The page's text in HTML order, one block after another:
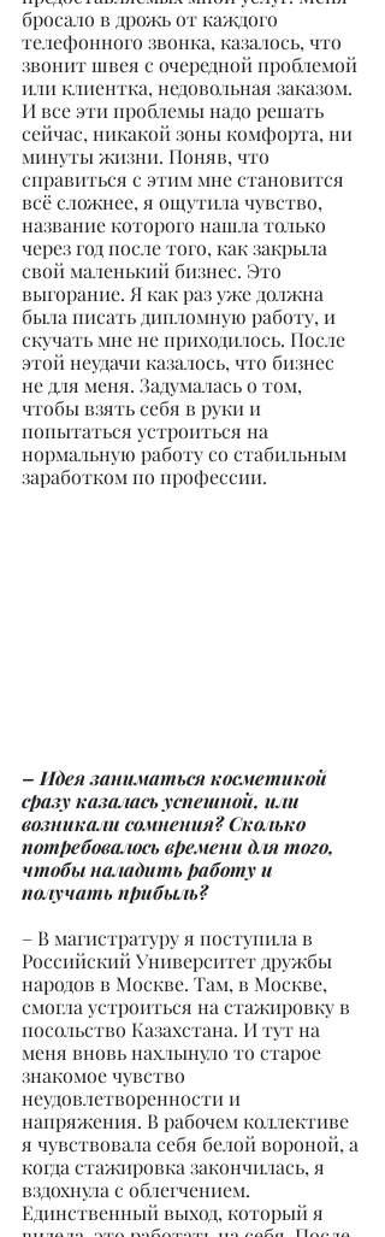
бросало в дрожь от каждого
телефонного звонка, казалось, что
звонит швея с очередной проблемой
или клиентка, недовольная заказом.
И все эти проблемы надо решать
сейчас, никакой зоны комфорта, ни
минуты жизни. Поняв, что
справиться с этим мне становится
всё сложнее, я ощутила чувство,
название которого нашла только
через год после того, как закрыла
свой маленький бизнес. Это
выгорание. Я как раз уже должна
была писать дипломную работу, и
скучать мне не приходилось. После
этой неудачи казалось, что бизнес
не для меня. Задумалась о том,
чтобы взять себя в руки и
попытаться устроиться на
нормальную работу со стабильным
заработком по профессии.
– Идея заниматься косметикой
сразу казалась успешной, или
возникали сомнения? Сколько
потребовалось времени для того,
чтобы наладить работу и
получать прибыль?
– В магистратуру я поступила в
Российский Университет дружбы
народов в Москве. Там, в Москве,
смогла устроиться на стажировку в
посольство Казахстана. И тут на
меня вновь нахлынуло то старое
знакомое чувство
неудовлетворенности и
напряжения. В рабочем коллективе
я чувствовала себя белой вороной, а
когда стажировка закончилась, я
вздохнула с облегчением.
Единственный выход, который я